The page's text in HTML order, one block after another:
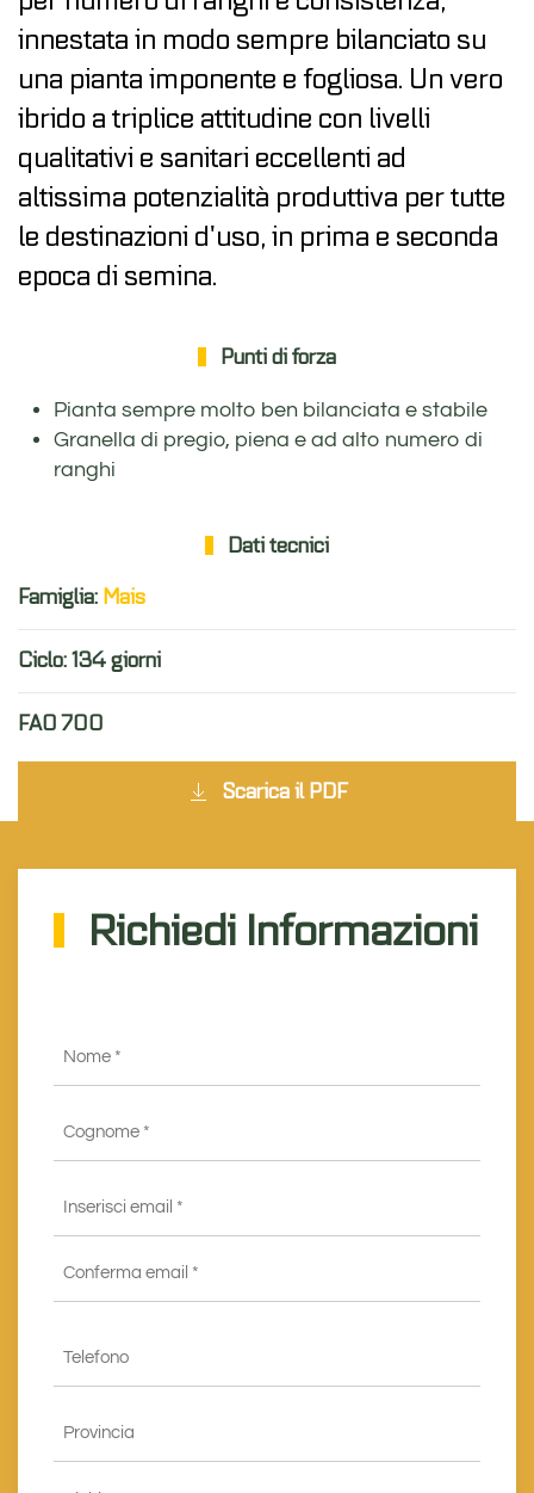
innestata in modo sempre bilanciato su
una pianta imponente e fogliosa. Un vero
ibrido a triplice attitudine con livelli
qualitativi e sanitari eccellenti ad
altissima potenzialità produttiva per tutte
le destinazioni d’uso, in prima e seconda
epoca di semina.
Punti di forza
Pianta sempre molto ben bilanciata e stabile
Granella di pregio, piena e ad alto numero di
ranghi
Dati tecnici
Famiglia: Mais
Ciclo: 134 giorni
FAO 700
Scarica il PDF
Richiedi Informazioni
email
*